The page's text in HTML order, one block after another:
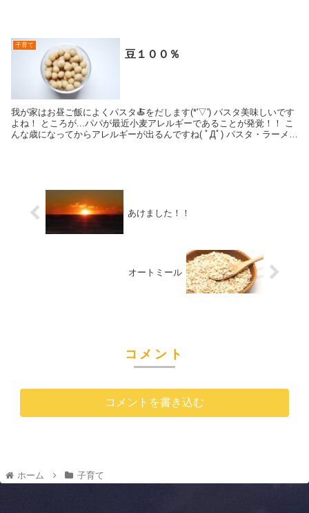
子育て
豆１００％
我が家はお昼ご飯によくパスタ🍝をだします(*'▽') パスタ美味しいです
よね！ ところが...パパが最近小麦アレルギーであることが発覚！！ こ
んな歳になってからアレルギーが出るんですね( ﾟДﾟ) パスタ・ラーメ
あけました！！
オートミール
コメント
コメントを書き込む
ホーム 子育て